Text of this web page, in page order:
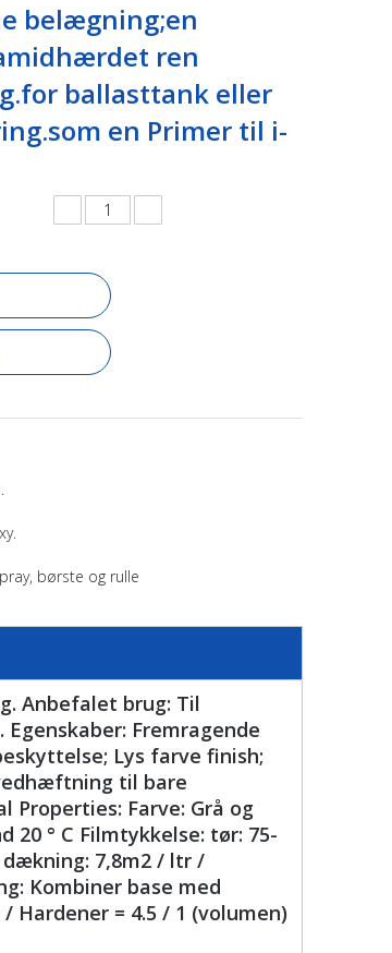
belægning;en
ren
ballasttank eller
en Primer til i-
børste og rulle
Anbefalet brug: Til
Fremragende
Lys farve finish;
til bare
Farve: Grå og
20 ° C Filmtykkelse: tør: 75-
7,8m2 / ltr /
Kombiner base med
= 4.5 / 1 (volumen)